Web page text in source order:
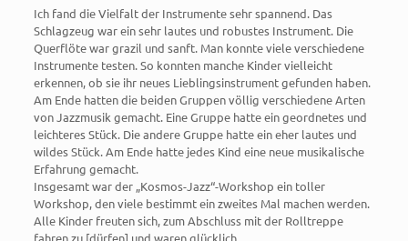
Ich fand die Vielfalt der Instrumente sehr spannend. Das
Schlagzeug war ein sehr lautes und robustes Instrument. Die
Querflöte war grazil und sanft. Man konnte viele verschiedene
Instrumente testen. So konnten manche Kinder vielleicht
erkennen, ob sie ihr neues Lieblingsinstrument gefunden haben.
Am Ende hatten die beiden Gruppen völlig verschiedene Arten
von Jazzmusik gemacht. Eine Gruppe hatte ein geordnetes und
leichteres Stück. Die andere Gruppe hatte ein eher lautes und
wildes Stück. Am Ende hatte jedes Kind eine neue musikalische
Erfahrung gemacht.
Insgesamt war der „Kosmos-Jazz“-Workshop ein toller
Workshop, den viele bestimmt ein zweites Mal machen werden.
Alle Kinder freuten sich, zum Abschluss mit der Rolltreppe